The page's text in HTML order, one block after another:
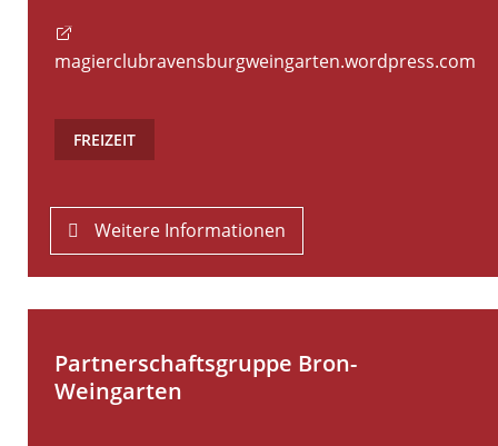
magierclubravensburgweingarten.wordpress.com
FREIZEIT
Weitere Informationen
Partnerschaftsgruppe Bron-
Weingarten